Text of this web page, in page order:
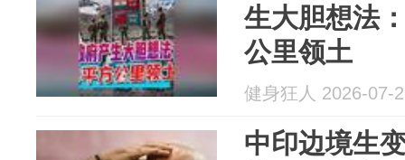
生大胆想法
公里领土
健身狂人 2026-07-
中印边境生